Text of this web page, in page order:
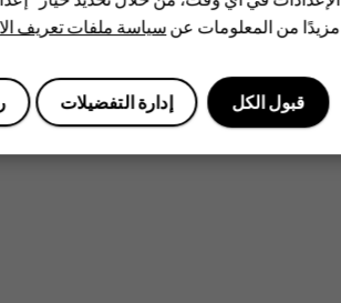
هل وجدت هذه
نعم لا
مزيدًا من المعلومات عنسياسة ملفات تعريف
إدارة التفضيلات قبول الكل